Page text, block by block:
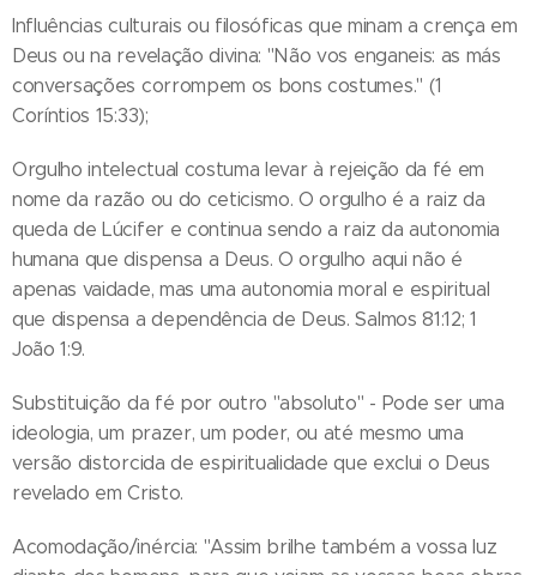
Influências culturais ou filosóficas que minam a crença em
Deus ou na revelação divina: "Não vos enganeis: as más
conversações corrompem os bons costumes." (1
Coríntios 15:33);
Orgulho intelectual costuma levar à rejeição da fé em
nome da razão ou do ceticismo. O orgulho é a raiz da
queda de Lúcifer e continua sendo a raiz da autonomia
humana que dispensa a Deus. O orgulho aqui não é
apenas vaidade, mas uma autonomia moral e espiritual
que dispensa a dependência de Deus. Salmos 81:12; 1
João 1:9.
Substituição da fé por outro "absoluto" - Pode ser uma
ideologia, um prazer, um poder, ou até mesmo uma
versão distorcida de espiritualidade que exclui o Deus
revelado em Cristo.
Acomodação/inércia: "Assim brilhe também a vossa luz